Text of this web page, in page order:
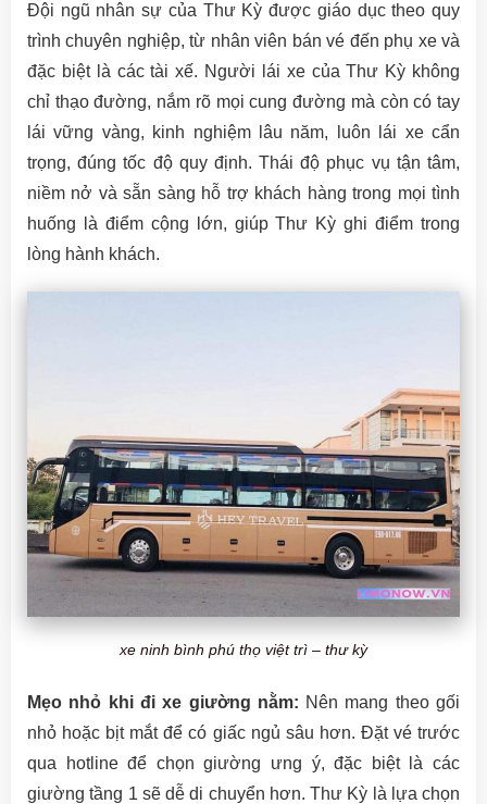
Đội ngũ nhân sự của Thư Kỳ được giáo dục theo quy
trình chuyên nghiệp, từ nhân viên bán vé đến phụ xe và
đặc biệt là các tài xế. Người lái xe của Thư Kỳ không
chỉ thạo đường, nắm rõ mọi cung đường mà còn có tay
lái vững vàng, kinh nghiệm lâu năm, luôn lái xe cẩn
trọng, đúng tốc độ quy định. Thái độ phục vụ tận tâm,
niềm nở và sẵn sàng hỗ trợ khách hàng trong mọi tình
huống là điểm cộng lớn, giúp Thư Kỳ ghi điểm trong
lòng hành khách.
xe ninh bình phú thọ việt trì – thư kỳ
Mẹo nhỏ khi đi xe giường nằm: Nên mang theo gối
nhỏ hoặc bịt mắt để có giấc ngủ sâu hơn. Đặt vé trước
qua hotline để chọn giường ưng ý, đặc biệt là các
giường tầng 1 sẽ dễ di chuyển hơn. Thư Kỳ là lựa chọn